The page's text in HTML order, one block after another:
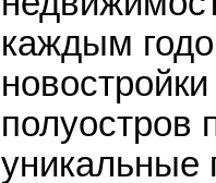
каждым
полуостров
уникальные